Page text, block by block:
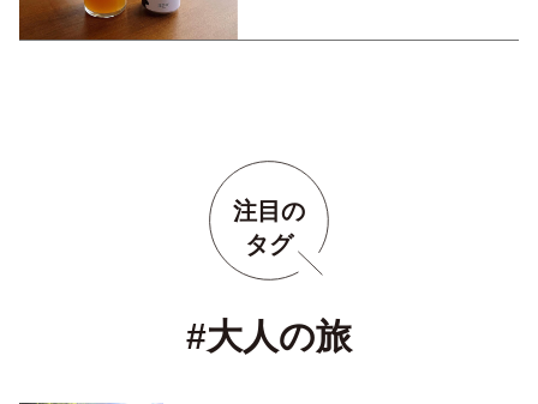
注目の
タグ
#大人の旅